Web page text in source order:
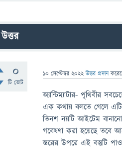
উত্তর
0
টি ভোট
10 সেপ্টেম্বর 2022 উত্তর প্রদান
অ্যান্টিম্যাটার- পৃথিবীর
এক কথায় বলতে গেলে এটি
তিনশ নয়টি আইটেম
গবেষণা করা হয়েছে তবে
স্তরের উপরে এই বস্তুটি